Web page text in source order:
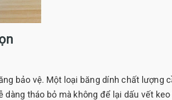
bảo vệ. Một loại băng dính chất lượng
tháo bỏ mà không để lại dấu vết keo